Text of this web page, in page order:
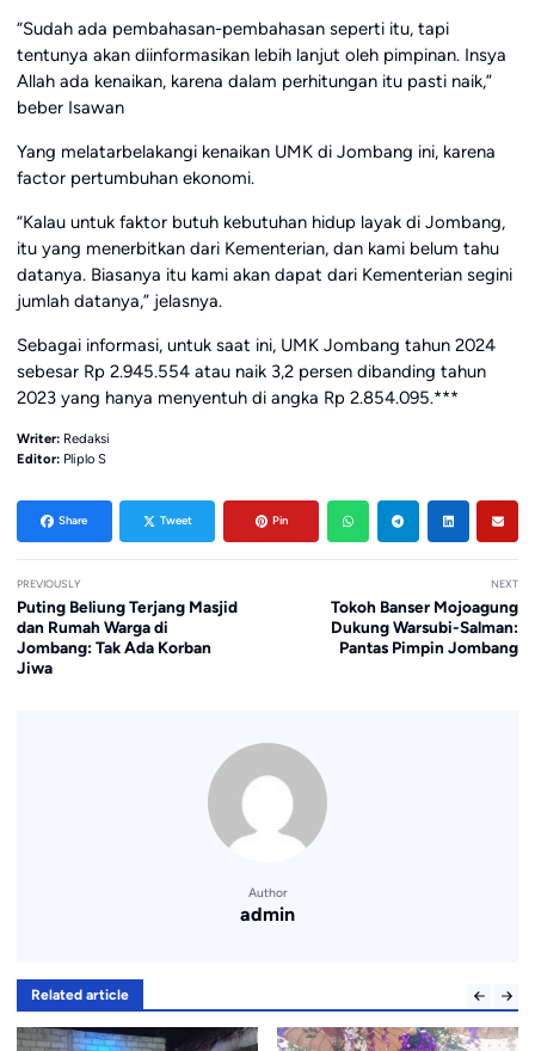
“Sudah ada pembahasan-pembahasan seperti itu, tapi
tentunya akan diinformasikan lebih lanjut oleh pimpinan. Insya
Allah ada kenaikan, karena dalam perhitungan itu pasti naik,”
beber Isawan
Yang melatarbelakangi kenaikan UMK di Jombang ini, karena
factor pertumbuhan ekonomi.
“Kalau untuk faktor butuh kebutuhan hidup layak di Jombang,
itu yang menerbitkan dari Kementerian, dan kami belum tahu
datanya. Biasanya itu kami akan dapat dari Kementerian segini
jumlah datanya,” jelasnya.
Sebagai informasi, untuk saat ini, UMK Jombang tahun 2024
sebesar Rp 2.945.554 atau naik 3,2 persen dibanding tahun
2023 yang hanya menyentuh di angka Rp 2.854.095.***
Writer: Redaksi
Editor: Pliplo S
Share Tweet Pin
PREVIOUSLY
Puting Beliung Terjang Masjid
dan Rumah Warga di
Jombang: Tak Ada Korban
Jiwa
NEXT
Tokoh Banser Mojoagung
Dukung Warsubi-Salman:
Pantas Pimpin Jombang
Author
admin
Related article